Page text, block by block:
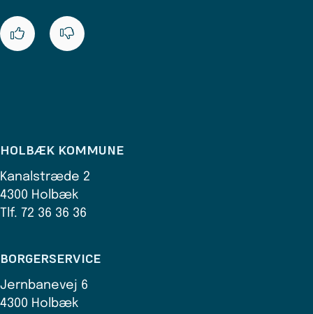
HOLBÆK KOMMUNE
Kanalstræde 2
4300 Holbæk
Tlf. 72 36 36 36
BORGERSERVICE
Jernbanevej 6
4300 Holbæk